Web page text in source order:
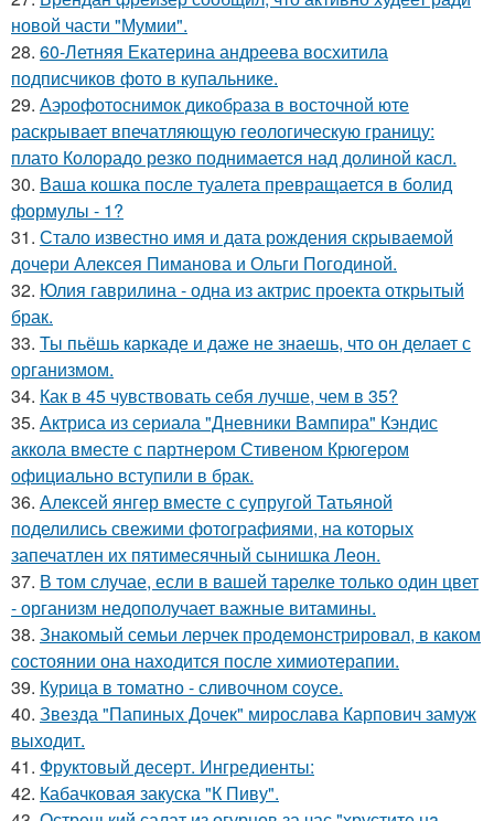
новой части "Мумии".
28. 60-Летняя Екатерина андреева восхитила
подписчиков фото в купальнике.
29. Аэрофотоснимок дикобpaза в восточной юте
раскрывает впечатляющую геологическую границу:
плато Колорадо резко поднимается над долиной касл.
30. Ваша кошка после туалета превращается в болид
формулы - 1?
31. Стало известно имя и дата рождения скрываемой
дочери Алексея Пиманова и Ольги Погодиной.
32. Юлия гаврилина - одна из актрис проекта открытый
брак.
33. Ты пьёшь каркаде и даже не знаешь, что он делает с
организмом.
34. Как в 45 чувствовать себя лучше, чем в 35?
35. Актриса из сериала "Дневники Вампира" Кэндис
аккола вместе с партнером Стивеном Крюгером
официально вступили в брак.
36. Алексей янгер вместе с супругой Татьяной
поделились свежими фотографиями, на которых
запечатлен их пятимесячный сынишка Леон.
37. В том случае, если в вашей тарелке только один цвет
- организм недополучает важные витамины.
38. Знакомый семьи лерчек продемонстрировал, в каком
состоянии она находится после химиотерапии.
39. Курица в томатно - сливочном соусе.
40. Звезда "Папиных Дочек" мирослава Карпович замуж
выходит.
41. Фруктовый десерт. Ингредиенты:
42. Кабачковая закуска "К Пиву".